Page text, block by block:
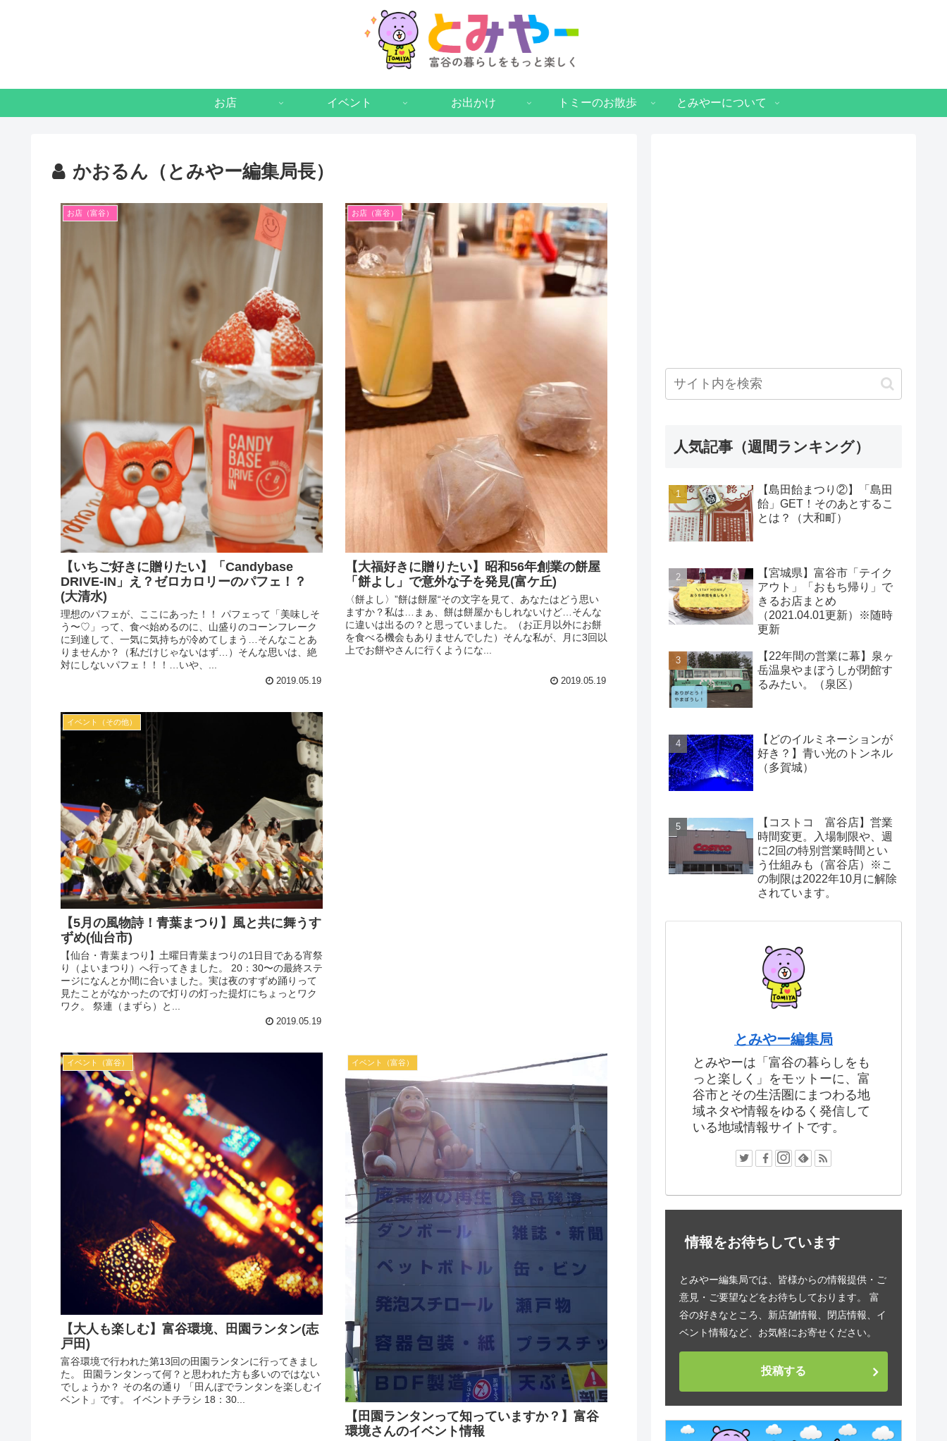
お店 イベント お出かけ トミーのお散歩 とみやーについて
かおるん（とみやー編集局長）
お店（富谷）
【いちご好きに贈りたい】「Candybase
DRIVE-IN」え？ゼロカロリーのパフェ！？
(大清水)
理想のパフェが、ここにあった！！ パフェって「美味しそ
う〜♡」って、食べ始めるのに、山盛りのコーンフレーク
に到達して、一気に気持ちが冷めてしまう…そんなことあ
りませんか？（私だけじゃないはず…）そんな思いは、絶
対にしないパフェ！！！…いや、...
2019.05.19
お店（富谷）
【大福好きに贈りたい】昭和56年創業の餅屋
「餅よし」で意外な子を発見(富ケ丘)
〈餅よし〉”餅は餅屋“その文字を見て、あなたはどう思い
ますか？私は…まぁ、餅は餅屋かもしれないけど…そんな
に違いは出るの？と思っていました。（お正月以外にお餅
を食べる機会もありませんでした）そんな私が、月に3回以
上でお餅やさんに行くようにな...
2019.05.19
イベント（その他）
【5月の風物詩！青葉まつり】風と共に舞うす
ずめ(仙台市)
【仙台・青葉まつり】土曜日青葉まつりの1日目である宵祭
り（よいまつり）へ行ってきました。 20：30〜の最終ステ
ージになんとか間に合いました。実は夜のすずめ踊りって
見たことがなかったので灯りの灯った提灯にちょっとワク
ワク。 祭連（まずら）と...
2019.05.19
イベント（富谷）
【大人も楽しむ】富谷環境、田園ランタン(志
戸田)
富谷環境で行われた第13回の田園ランタンに行ってきまし
た。 田園ランタンって何？と思われた方も多いのではない
でしょうか？ その名の通り 「田んぼでランタンを楽しむイ
ベント」です。 イベントチラシ 18：30...
イベント（富谷）
【田園ランタンって知っていますか？】富谷
環境さんのイベント情報
人気記事（週間ランキング）
【島田飴まつり②】「島田
飴」GET！そのあとするこ
とは？（大和町）
【宮城県】富谷市「テイク
アウト」「おもち帰り」で
きるお店まとめ
（2021.04.01更新）※随時
更新
【22年間の営業に幕】泉ヶ
岳温泉やまぼうしが閉館す
るみたい。（泉区）
【どのイルミネーションが
好き？】青い光のトンネル
（多賀城）
【コストコ 富谷店】営業
時間変更。入場制限や、週
に2回の特別営業時間とい
う仕組みも（富谷店）※こ
の制限は2022年10月に解除
されています。
とみやー編集局
とみやーは「富谷の暮らしをも
っと楽しく」をモットーに、富
谷市とその生活圏にまつわる地
域ネタや情報をゆるく発信して
いる地域情報サイトです。
情報をお待ちしています
とみやー編集局では、皆様からの情報提供・ご
意見・ご要望などをお待ちしております。 富
谷の好きなところ、新店舗情報、閉店情報、イ
ベント情報など、お気軽にお寄せください。
投稿する